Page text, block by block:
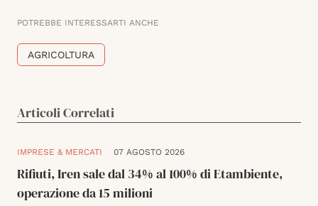
POTREBBE INTERESSARTI ANCHE
AGRICOLTURA
Articoli Correlati
IMPRESE & MERCATI 07 AGOSTO 2026
Rifiuti, Iren sale dal 34% al 100% di Etambiente,
operazione da 15 milioni